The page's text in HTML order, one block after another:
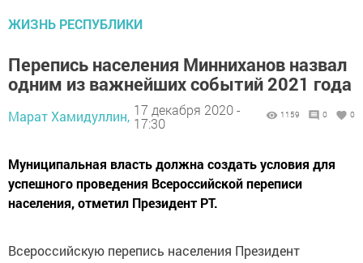
ЖИЗНЬ РЕСПУБЛИКИ
Перепись населения Минниханов назвал
одним из важнейших событий 2021 года
Марат Хамидуллин, 17 декабря 2020 -
17:30
1159 0 0
Муниципальная власть должна создать условия для
успешного проведения Всероссийской переписи
населения, отметил Президент РТ.
Всероссийскую перепись населения Президент